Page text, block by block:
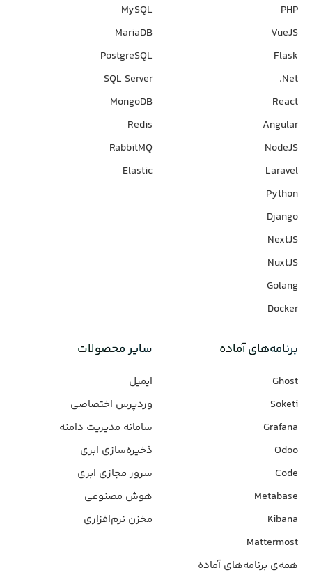
PHP
VueJS
Flask
Net.
React
Angular
NodeJS
Laravel
Python
Django
NextJS
NuxtJS
Golang
Docker
MySQL
MariaDB
PostgreSQL
SQL Server
MongoDB
Redis
RabbitMQ
Elastic
برنامه‌های‌ آماده
Ghost
Soketi
Grafana
Odoo
Code
Metabase
Kibana
Mattermost
همه‌ی برنامه‌های آماده
سایر محصولات
ایمیل
وردپرس‌ اختصاصی
سامانه مدیریت دامنه
ذخیره‌سازی ابری
سرور مجازی ابری
هوش مصنوعی
مخزن نرم‌افزاری